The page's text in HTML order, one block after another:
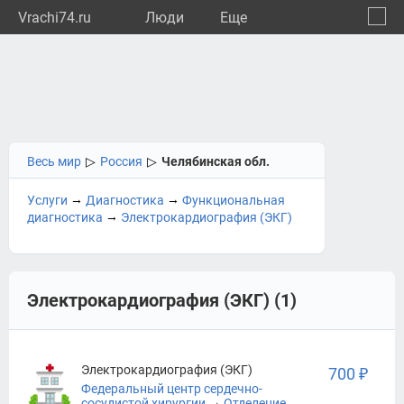
Vrachi74.ru Люди Eще
Весь мир ▷ Россия ▷ Челябинская обл.
Услуги → Диагностика → Функциональная
диагностика → Электрокардиография (ЭКГ)
Электрокардиография (ЭКГ) (1)
Электрокардиография (ЭКГ)
Федеральный центр сердечно-
700 ₽